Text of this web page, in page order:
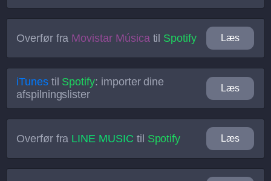
Overfør fra Movistar Música til Spotify Læs
iTunestil Spotify: importer dine
afspilningslister
Læs
Overfør fra LINE MUSIC til Spotify Læs